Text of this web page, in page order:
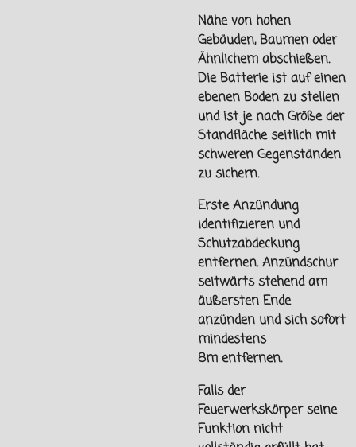
Nähe von hohen
Gebäuden, Baumen oder
Ähnlichem abschießen.
Die Batterie ist auf einen
ebenen Boden zu stellen
und ist je nach Größe der
Standfläche seitlich mit
schweren Gegenständen
zu sichern.
Erste Anzündung
identifizieren und
Schutzabdeckung
entfernen. Anzündschur
seitwärts stehend am
äußersten Ende
anzünden und sich sofort
mindestens
8m entfernen.
Falls der
Feuerwerkskörper seine
Funktion nicht